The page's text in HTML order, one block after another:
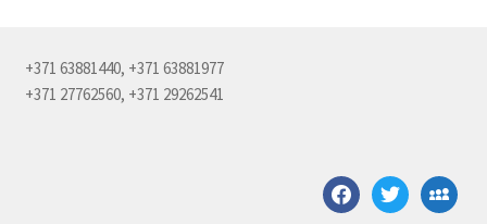
+371 63881440, +371 63881977
+371 27762560, +371 29262541
facebooktwittermyspace